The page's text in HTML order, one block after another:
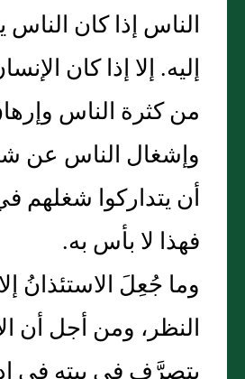
الناس إذا كان
إليه. إلا إذا كان
من كثرة الناس
وإشغال الناس عن
أن يتداركوا شغلهم
فهذا لا بأس به.
وما جُعِلَ الاستئذانُ
النظر، ومن أجل أن